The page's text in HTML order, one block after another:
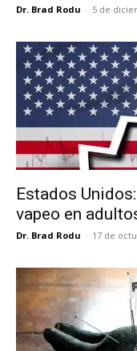
Dr. Brad Rodu - 5 de
Estados
vapeo en
Dr. Brad Rodu - 17 de